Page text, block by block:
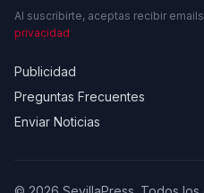
Al suscribirte, aceptas recibir
privacidad
Publicidad
Preguntas Frecuentes
Enviar Noticias